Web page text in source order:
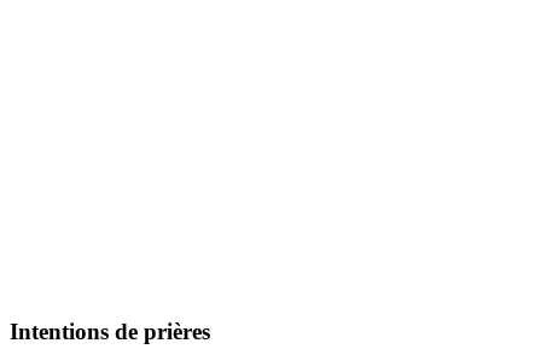
Intentions de prières